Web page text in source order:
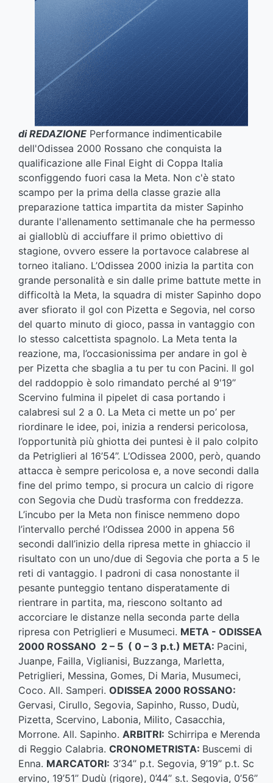
di REDAZIONE Performance indimenticabile
dell'Odissea 2000 Rossano che conquista la
qualificazione alle Final Eight di Coppa Italia
sconfiggendo fuori casa la Meta. Non c'è stato
scampo per la prima della classe grazie alla
preparazione tattica impartita da mister Sapinho
durante l'allenamento settimanale che ha permesso
ai gialloblù di acciuffare il primo obiettivo di
stagione, ovvero essere la portavoce calabrese al
torneo italiano. L’Odissea 2000 inizia la partita con
grande personalità e sin dalle prime battute mette in
difficoltà la Meta, la squadra di mister Sapinho dopo
aver sfiorato il gol con Pizetta e Segovia, nel corso
del quarto minuto di gioco, passa in vantaggio con
lo stesso calcettista spagnolo. La Meta tenta la
reazione, ma, l’occasionissima per andare in gol è
per Pizetta che sbaglia a tu per tu con Pacini. Il gol
del raddoppio è solo rimandato perché al 9'19’’
Scervino fulmina il pipelet di casa portando i
calabresi sul 2 a 0. La Meta ci mette un po’ per
riordinare le idee, poi, inizia a rendersi pericolosa,
l’opportunità più ghiotta dei puntesi è il palo colpito
da Petriglieri al 16’54’’. L’Odissea 2000, però, quando
attacca è sempre pericolosa e, a nove secondi dalla
fine del primo tempo, si procura un calcio di rigore
con Segovia che Dudù trasforma con freddezza.
L’incubo per la Meta non finisce nemmeno dopo
l’intervallo perché l’Odissea 2000 in appena 56
secondi dall’inizio della ripresa mette in ghiaccio il
risultato con un uno/due di Segovia che porta a 5 le
reti di vantaggio. I padroni di casa nonostante il
pesante punteggio tentano disperatamente di
rientrare in partita, ma, riescono soltanto ad
accorciare le distanze nella seconda parte della
ripresa con Petriglieri e Musumeci. META - ODISSEA
2000 ROSSANO 2 – 5 ( 0 – 3 p.t.) META: Pacini,
Juanpe, Failla, Viglianisi, Buzzanga, Marletta,
Petriglieri, Messina, Gomes, Di Maria, Musumeci,
Coco. All. Samperi. ODISSEA 2000 ROSSANO:
Gervasi, Cirullo, Segovia, Sapinho, Russo, Dudù,
Pizetta, Scervino, Labonia, Milito, Casacchia,
Morrone. All. Sapinho. ARBITRI: Schirripa e Merenda
di Reggio Calabria. CRONOMETRISTA: Buscemi di
Enna. MARCATORI: 3’34’’ p.t. Segovia, 9’19’’ p.t. Sc
ervino, 19’51’’ Dudù (rigore), 0’44’’ s.t. Segovia, 0’56’’